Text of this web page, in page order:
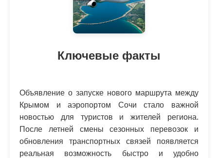
Ключевые факты
Объявление о запуске нового маршрута между
Крымом и аэропортом Сочи стало важной
новостью для туристов и жителей региона.
После летней смены сезонных перевозок и
обновления транспортных связей появляется
реальная возможность быстро и удобно